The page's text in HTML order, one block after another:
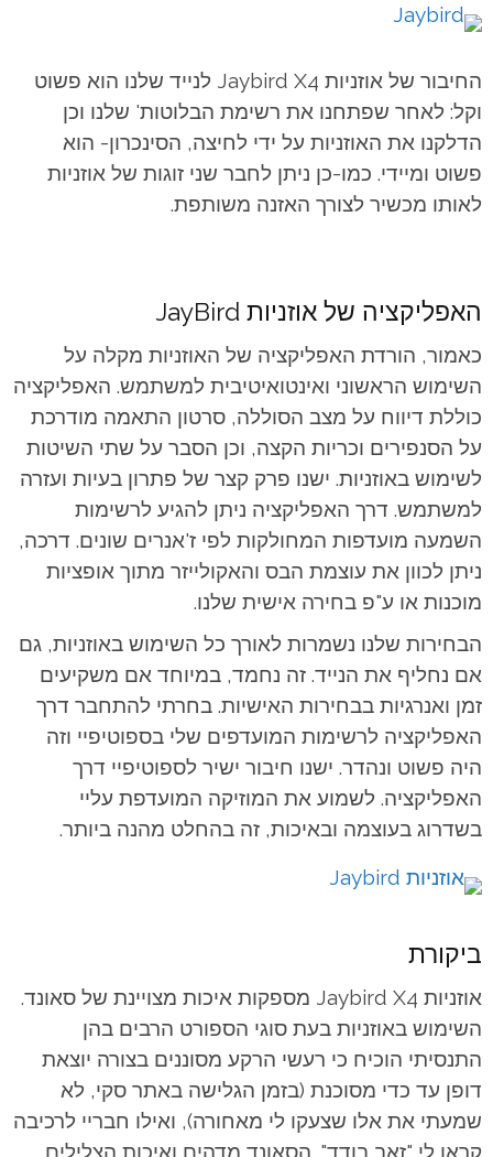
החיבור של אוזניות Jaybird X4 לנייד שלנו הוא פשוט
וקל: לאחר שפתחנו את רשימת הבלוטות' שלנו וכן
הדלקנו את האוזניות על ידי לחיצה, הסינכרון- הוא
פשוט ומיידי. כמו-כן ניתן לחבר שני זוגות של אוזניות
לאותו מכשיר לצורך האזנה משותפת.
האפליקציה של אוזניות JayBird
כאמור, הורדת האפליקציה של האוזניות מקלה על
השימוש הראשוני ואינטואיטיבית למשתמש. האפליקציה
כוללת דיווח על מצב הסוללה, סרטון התאמה מודרכת
על הסנפירים וכריות הקצה, וכן הסבר על שתי השיטות
לשימוש באוזניות. ישנו פרק קצר של פתרון בעיות ועזרה
למשתמש. דרך האפליקציה ניתן להגיע לרשימות
השמעה מועדפות המחולקות לפי ז'אנרים שונים. דרכה,
ניתן לכוון את עוצמת הבס והאקולייזר מתוך אופציות
מוכנות או ע"פ בחירה אישית שלנו.
הבחירות שלנו נשמרות לאורך כל השימוש באוזניות, גם
אם נחליף את הנייד. זה נחמד, במיוחד אם משקיעים
זמן ואנרגיות בבחירות האישיות. בחרתי להתחבר דרך
האפליקציה לרשימות המועדפים שלי בספוטיפיי וזה
היה פשוט ונהדר. ישנו חיבור ישיר לספוטיפיי דרך
האפליקציה. לשמוע את המוזיקה המועדפת עליי
בשדרוג בעוצמה ובאיכות, זה בהחלט מהנה ביותר.
ביקורת
אוזניות Jaybird X4 מספקות איכות מצויינת של סאונד.
השימוש באוזניות בעת סוגי הספורט הרבים בהן
התנסיתי הוכיח כי רעשי הרקע מסוננים בצורה יוצאת
דופן עד כדי מסוכנת (בזמן הגלישה באתר סקי, לא
שמעתי את אלו שצעקו לי מאחורה), ואילו חבריי לרכיבה
קראו לי "זאב בודד". הסאונד מדהים ואיכות הצלילים